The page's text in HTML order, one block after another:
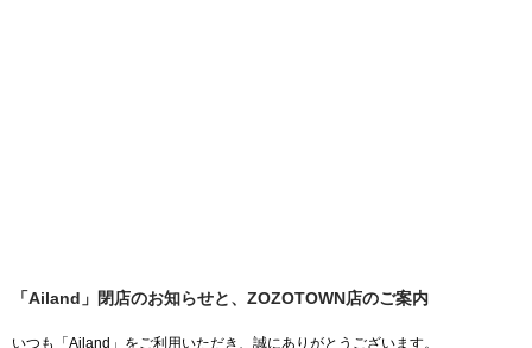
「Ailand」閉店のお知らせと、ZOZOTOWN店のご案内
いつも「Ailand」をご利用いただき、誠にありがとうございます。